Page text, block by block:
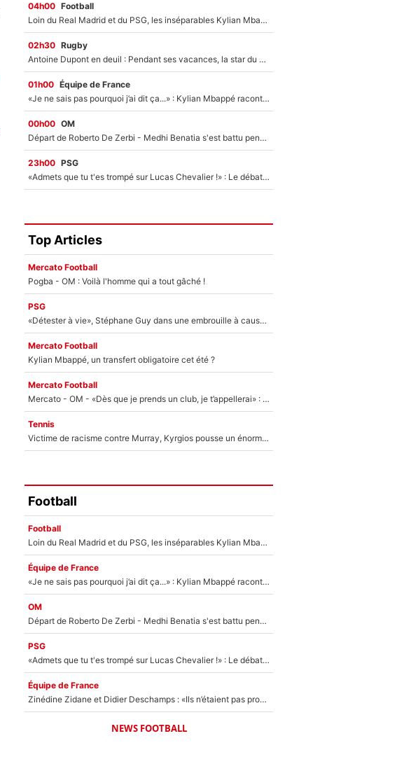
04h00 Football
Loin du Real Madrid et du PSG, les inséparables Kylian Mbappé et Achraf Hakimi changent d'équipe le temps d'une journée !
02h30 Rugby
Antoine Dupont en deuil : Pendant ses vacances, la star du XV de France a perdu sa grand-mère
01h00 Équipe de France
«Je ne sais pas pourquoi j’ai dit ça...» : Kylian Mbappé raconte sa première rencontre avec Zinédine Zidane (et c’est très drôle)
00h00 OM
Départ de Roberto De Zerbi - Medhi Benatia s'est battu pendant six mois pour le retenir à l'OM, le PSG a été le naufrage de trop : «Je pars avec toi»
23h00 PSG
«Admets que tu t'es trompé sur Lucas Chevalier !» : Le débat sur le gardien du PSG vire au clash à l'After Foot
Top Articles
Mercato Football
Pogba - OM : Voilà l'homme qui a tout gâché !
PSG
«Détester à vie», Stéphane Guy dans une embrouille à cause du PSG !
Mercato Football
Kylian Mbappé, un transfert obligatoire cet été ?
Mercato Football
Mercato - OM - «Dès que je prends un club, je t’appellerai» : La promesse de Marcelino au moment de claquer la porte
Tennis
Victime de racisme contre Murray, Kyrgios pousse un énorme coup de gueule !
Football
Football
Loin du Real Madrid et du PSG, les inséparables Kylian Mbappé et Achraf Hakimi changent d'équipe le temps d'une journée !
Équipe de France
«Je ne sais pas pourquoi j’ai dit ça...» : Kylian Mbappé raconte sa première rencontre avec Zinédine Zidane (et c’est très drôle)
OM
Départ de Roberto De Zerbi - Medhi Benatia s'est battu pendant six mois pour le retenir à l'OM, le PSG a été le naufrage de trop : «Je pars avec toi»
PSG
«Admets que tu t'es trompé sur Lucas Chevalier !» : Le débat sur le gardien du PSG vire au clash à l'After Foot
Équipe de France
Zinédine Zidane et Didier Deschamps : «Ils n’étaient pas proches», les confidences d’un membre de l’équipe de France 1998 sur leur relation spéciale
NEWS FOOTBALL